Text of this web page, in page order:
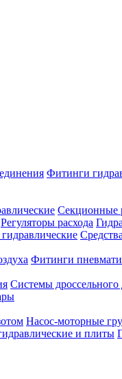
Фитинги
Секционные
Регуляторы расхода
Фитинги
Системы дроссельного
Насос-моторные
и плиты